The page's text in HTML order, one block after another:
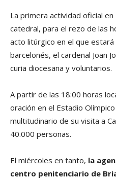
La primera actividad oficial
catedral, para el rezo de las
acto litúrgico en el que
barcelonés, el cardenal Joan
curia diocesana y voluntarios.
A partir de las 18:00 horas
oración en el Estadio
multitudinario de su visita a
40.000 personas.
El miércoles en tanto, la
centro penitenciario de